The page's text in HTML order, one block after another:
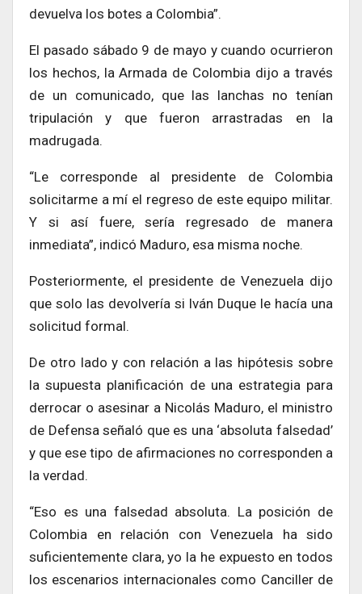
devuelva los botes a Colombia”.
El pasado sábado 9 de mayo y cuando ocurrieron
los hechos, la Armada de Colombia dijo a través
de un comunicado, que las lanchas no tenían
tripulación y que fueron arrastradas en la
madrugada.
“Le corresponde al presidente de Colombia
solicitarme a mí el regreso de este equipo militar.
Y si así fuere, sería regresado de manera
inmediata”, indicó Maduro, esa misma noche.
Posteriormente, el presidente de Venezuela dijo
que solo las devolvería si Iván Duque le hacía una
solicitud formal.
De otro lado y con relación a las hipótesis sobre
la supuesta planificación de una estrategia para
derrocar o asesinar a Nicolás Maduro, el ministro
de Defensa señaló que es una ‘absoluta falsedad’
y que ese tipo de afirmaciones no corresponden a
la verdad.
“Eso es una falsedad absoluta. La posición de
Colombia en relación con Venezuela ha sido
suficientemente clara, yo la he expuesto en todos
los escenarios internacionales como Canciller de